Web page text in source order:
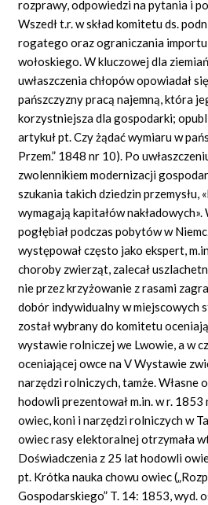
rozprawy, odpowiedzi na pytania i
Wszedł t.r. w skład komitetu ds.
rogatego oraz ograniczania
wołoskiego. W kluczowej dla
uwłaszczenia chłopów opowiadał
pańszczyzny pracą najemną, która
korzystniejsza dla gospodarki;
artykuł pt. Czy żądać wymiaru w
Przem.” 1848 nr 10). Po
zwolennikiem modernizacji
szukania takich dziedzin przemysłu,
wymagają kapitałów
pogłębiał podczas pobytów w
występował często jako ekspert,
choroby zwierząt, zalecał
nie przez krzyżowanie z rasami
dobór indywidualny w miejscowych
został wybrany do komitetu
wystawie rolniczej we Lwowie, a w
oceniającej owce na V Wystawie
narzędzi rolniczych, tamże. Własne
hodowli prezentował m.in. w r. 1853
owiec, koni i narzędzi rolniczych w
owiec rasy elektoralnej otrzymała
Doświadczenia z 25 lat hodowli
pt. Krótka nauka chowu owiec
Gospodarskiego” T. 14: 1853, wyd.